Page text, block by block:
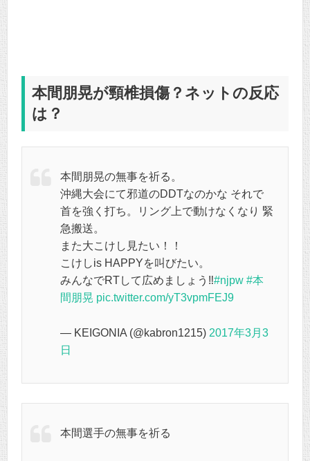
本間朋晃が頸椎損傷？ネットの反応
は？
本間朋晃の無事を祈る。
沖縄大会にて邪道のDDTなのかな それで
首を強く打ち。リング上で動けなくなり 緊
急搬送。
また大こけし見たい！！
こけしis HAPPYを叫びたい。
みんなでRTして広めましょう‼️#njpw #本
間朋晃 pic.twitter.com/yT3vpmFEJ9
— KEIGONIA (@kabron1215) 2017年3月3
日
本間選手の無事を祈る